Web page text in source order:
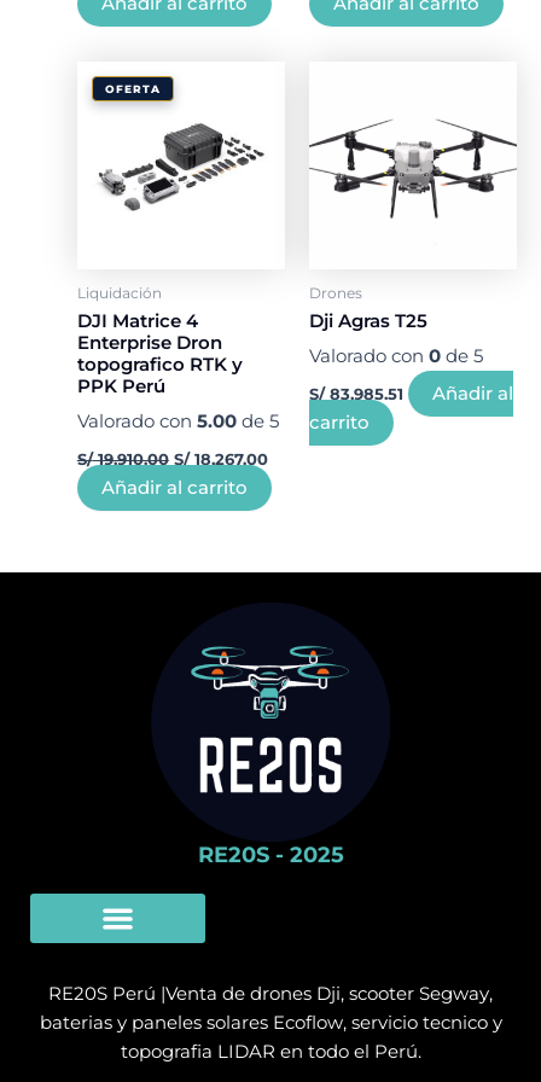
OFERTA
Liquidación
DJI Matrice 4
Enterprise Dron
topografico RTK y
PPK Perú
Valorado con 5.00de 5
S/19,910.00
era:
S/ 19,910.00.
S/18,267.00
S/ 18,267.00.
Añadir al carrito
Drones
Dji Agras T25
Valorado con 0de 5
S/83,985.51
Añadir al
carrito
RE20S - 2025
RE20S Perú |Venta de drones Dji, scooter Segway,
baterias y paneles solares Ecoflow, servicio tecnico y
topografia LIDAR en todo el Perú.